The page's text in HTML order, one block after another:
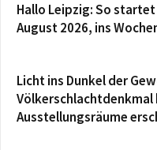
Hallo Leipzig: So
August 2026, ins
Licht ins Dunkel der
Völkerschlachtdenkmal
Ausstellungsräume